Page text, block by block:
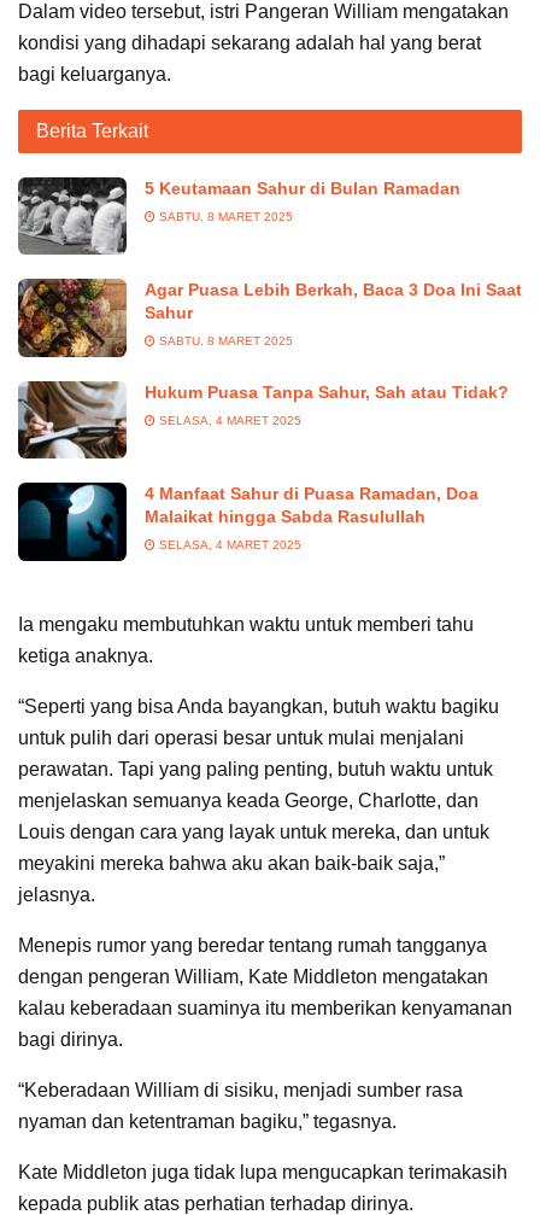
Dalam video tersebut, istri Pangeran William mengatakan
kondisi yang dihadapi sekarang adalah hal yang berat
bagi keluarganya.
Berita Terkait
5 Keutamaan Sahur di Bulan Ramadan
SABTU, 8 MARET 2025
Agar Puasa Lebih Berkah, Baca 3 Doa Ini Saat
Sahur
SABTU, 8 MARET 2025
Hukum Puasa Tanpa Sahur, Sah atau Tidak?
SELASA, 4 MARET 2025
4 Manfaat Sahur di Puasa Ramadan, Doa
Malaikat hingga Sabda Rasulullah
SELASA, 4 MARET 2025
Ia mengaku membutuhkan waktu untuk memberi tahu
ketiga anaknya.
“Seperti yang bisa Anda bayangkan, butuh waktu bagiku
untuk pulih dari operasi besar untuk mulai menjalani
perawatan. Tapi yang paling penting, butuh waktu untuk
menjelaskan semuanya keada George, Charlotte, dan
Louis dengan cara yang layak untuk mereka, dan untuk
meyakini mereka bahwa aku akan baik-baik saja,”
jelasnya.
Menepis rumor yang beredar tentang rumah tangganya
dengan pengeran William, Kate Middleton mengatakan
kalau keberadaan suaminya itu memberikan kenyamanan
bagi dirinya.
“Keberadaan William di sisiku, menjadi sumber rasa
nyaman dan ketentraman bagiku,” tegasnya.
Kate Middleton juga tidak lupa mengucapkan terimakasih
kepada publik atas perhatian terhadap dirinya.